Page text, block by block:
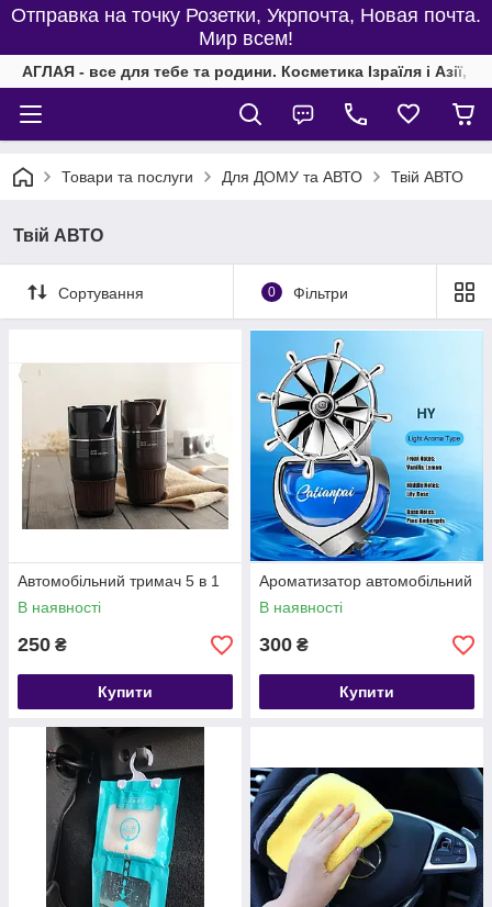
Отправка на точку Розетки, Укрпочта, Новая почта.
Мир всем!
АГЛАЯ - все для тебе та родини. Косметика Ізраїля і Азії,
Товари та послуги Для ДОМУ та АВТО Твій АВТО
Твій АВТО
Сортування 0 Фільтри
Автомобільний тримач 5 в 1
В наявності
250 ₴
Купити
Ароматизатор автомобільний
В наявності
300 ₴
Купити